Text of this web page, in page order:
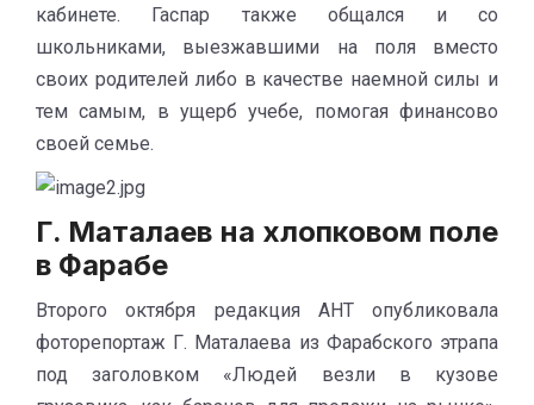
кабинете. Гаспар также общался и со
школьниками, выезжавшими на поля вместо
своих родителей либо в качестве наемной силы и
тем самым, в ущерб учебе, помогая финансово
своей семье.
Г. Маталаев на хлопковом поле
в Фарабе
Второго октября редакция АНТ опубликовала
фоторепортаж Г. Маталаева из Фарабского этрапа
под заголовком «Людей везли в кузове